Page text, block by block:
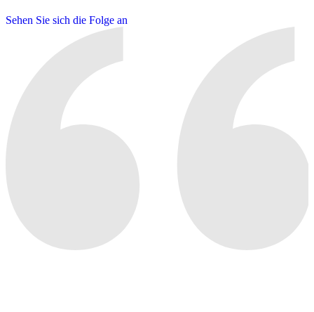
Sehen Sie sich die Folge an